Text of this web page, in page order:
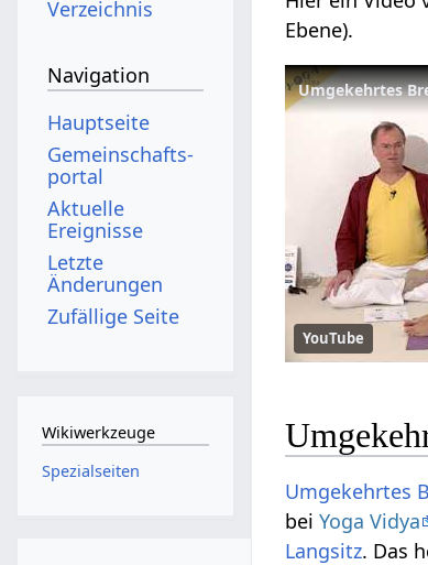
Ebene).
Umgekehrtes
YouTube
Umgekehrtes
beiYoga Vidya
Langsitz. Das
Verzeichnis
Navigation
Hauptseite
Gemeinschafts­
portal
Aktuelle
Ereignisse
Letzte
Änderungen
Zufällige Seite
Wikiwerkzeuge
Spezialseiten